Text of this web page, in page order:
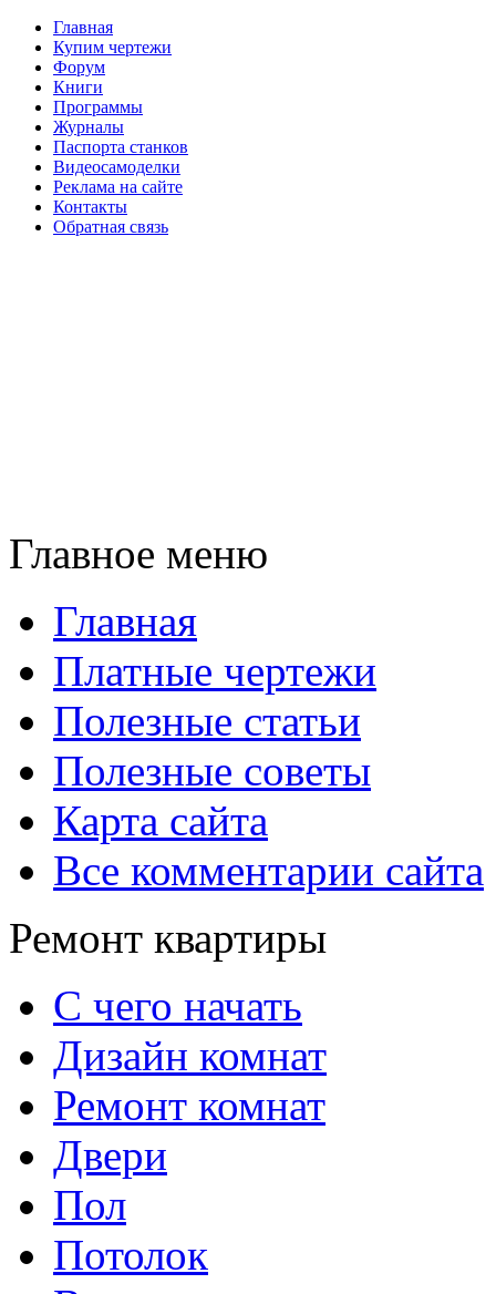
Главная
Купим чертежи
Форум
Книги
Программы
Журналы
Паспорта станков
Видеосамоделки
Реклама на сайте
Контакты
Обратная связь
Главное меню
Главная
Платные чертежи
Полезные статьи
Полезные советы
Карта сайта
Все комментарии сайта
Ремонт квартиры
С чего начать
Дизайн комнат
Ремонт комнат
Двери
Пол
Потолок